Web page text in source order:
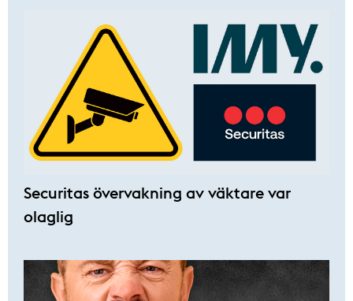
Securitas övervakning av väktare var
olaglig